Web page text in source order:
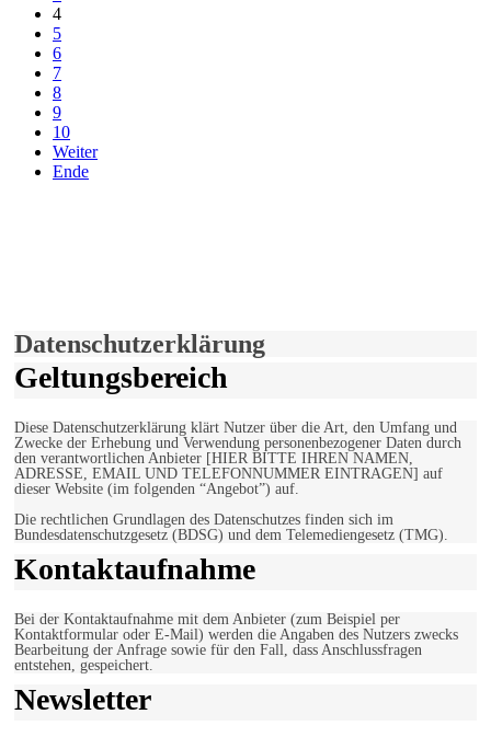
4
5
6
7
8
9
10
Weiter
Ende
Datenschutzerklärung
Geltungsbereich
Diese Datenschutzerklärung klärt Nutzer über die Art, den Umfang und
Zwecke der Erhebung und Verwendung personenbezogener Daten durch
den verantwortlichen Anbieter [HIER BITTE IHREN NAMEN,
ADRESSE, EMAIL UND TELEFONNUMMER EINTRAGEN] auf
dieser Website (im folgenden “Angebot”) auf.
Die rechtlichen Grundlagen des Datenschutzes finden sich im
Bundesdatenschutzgesetz (BDSG) und dem Telemediengesetz (TMG).
Kontaktaufnahme
Bei der Kontaktaufnahme mit dem Anbieter (zum Beispiel per
Kontaktformular oder E-Mail) werden die Angaben des Nutzers zwecks
Bearbeitung der Anfrage sowie für den Fall, dass Anschlussfragen
entstehen, gespeichert.
Newsletter